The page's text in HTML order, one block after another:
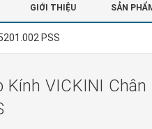
GIỚI THIỆU SẢN
PSS
Kính VICKINI